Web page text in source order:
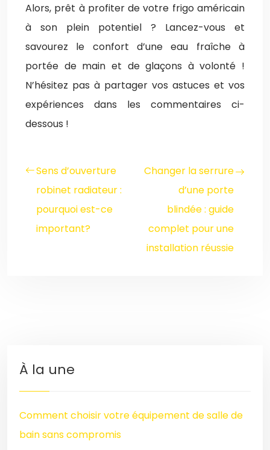
Alors, prêt à profiter de votre frigo américain
à son plein potentiel ? Lancez-vous et
savourez le confort d’une eau fraîche à
portée de main et de glaçons à volonté !
N’hésitez pas à partager vos astuces et vos
expériences dans les commentaires ci-
dessous !
Sens d’ouverture
robinet radiateur :
pourquoi est-ce
important?
Changer la serrure
d’une porte
blindée : guide
complet pour une
installation réussie
À la une
Comment choisir votre équipement de salle de
bain sans compromis